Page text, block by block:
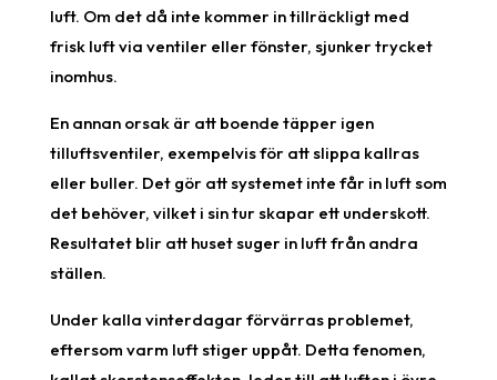
luft. Om det då inte kommer in tillräckligt med
frisk luft via ventiler eller fönster, sjunker trycket
inomhus.
En annan orsak är att boende täpper igen
tilluftsventiler, exempelvis för att slippa kallras
eller buller. Det gör att systemet inte får in luft som
det behöver, vilket i sin tur skapar ett underskott.
Resultatet blir att huset suger in luft från andra
ställen.
Under kalla vinterdagar förvärras problemet,
eftersom varm luft stiger uppåt. Detta fenomen,